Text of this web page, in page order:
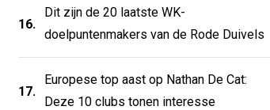
16.
Dit zijn de 20 laatste WK-
doelpuntenmakers van de Rode Duivels
17.
Europese top aast op Nathan De Cat:
Deze 10 clubs tonen interesse